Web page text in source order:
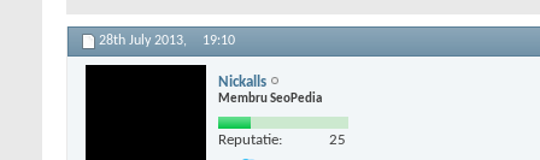
28th July 2013, 19:10
Nickalls
Membru SeoPedia
Reputatie: 25